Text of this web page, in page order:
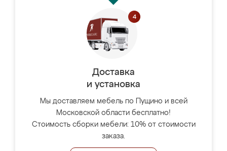
Доставка
и установка
Мы доставляем мебель по Пущино и всей
Московской области бесплатно!
Стоимость сборки мебели: 10% от стоимости
заказа.